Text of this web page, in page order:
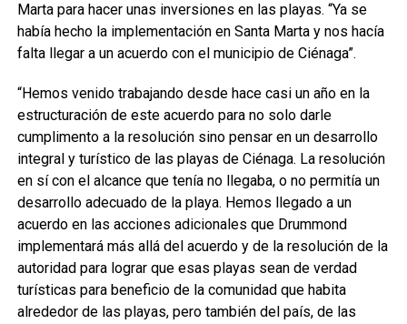
Marta para hacer unas inversiones en las playas. “Ya se
había hecho la implementación en Santa Marta y nos hacía
falta llegar a un acuerdo con el municipio de Ciénaga”.
“Hemos venido trabajando desde hace casi un año en la
estructuración de este acuerdo para no solo darle
cumplimento a la resolución sino pensar en un desarrollo
integral y turístico de las playas de Ciénaga. La resolución
en sí con el alcance que tenía no llegaba, o no permitía un
desarrollo adecuado de la playa. Hemos llegado a un
acuerdo en las acciones adicionales que Drummond
implementará más allá del acuerdo y de la resolución de la
autoridad para lograr que esas playas sean de verdad
turísticas para beneficio de la comunidad que habita
alrededor de las playas, pero también del país, de las